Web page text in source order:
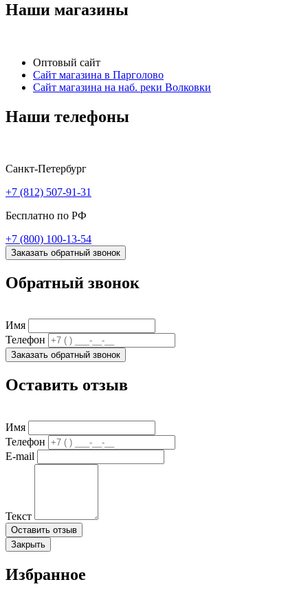
Наши магазины
Оптовый сайт
Сайт магазина в Парголово
Сайт магазина на наб. реки Волковки
Наши телефоны
Санкт-Петербург
+7 (812) 507-91-31
Бесплатно по РФ
+7 (800) 100-13-54
Заказать обратный звонок
Обратный звонок
Имя
Телефон
Заказать обратный звонок
Оставить отзыв
Имя
Телефон
E-mail
Текст
Оставить отзыв
Закрыть
Избранное